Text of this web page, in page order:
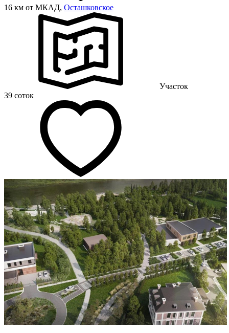
16 км от МКАД, Осташковское
Участок
39 соток